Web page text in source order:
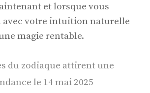
et lorsque vous
avec votre intuition naturelle
magie rentable.
du zodiaque attirent une
le 14 mai 2025